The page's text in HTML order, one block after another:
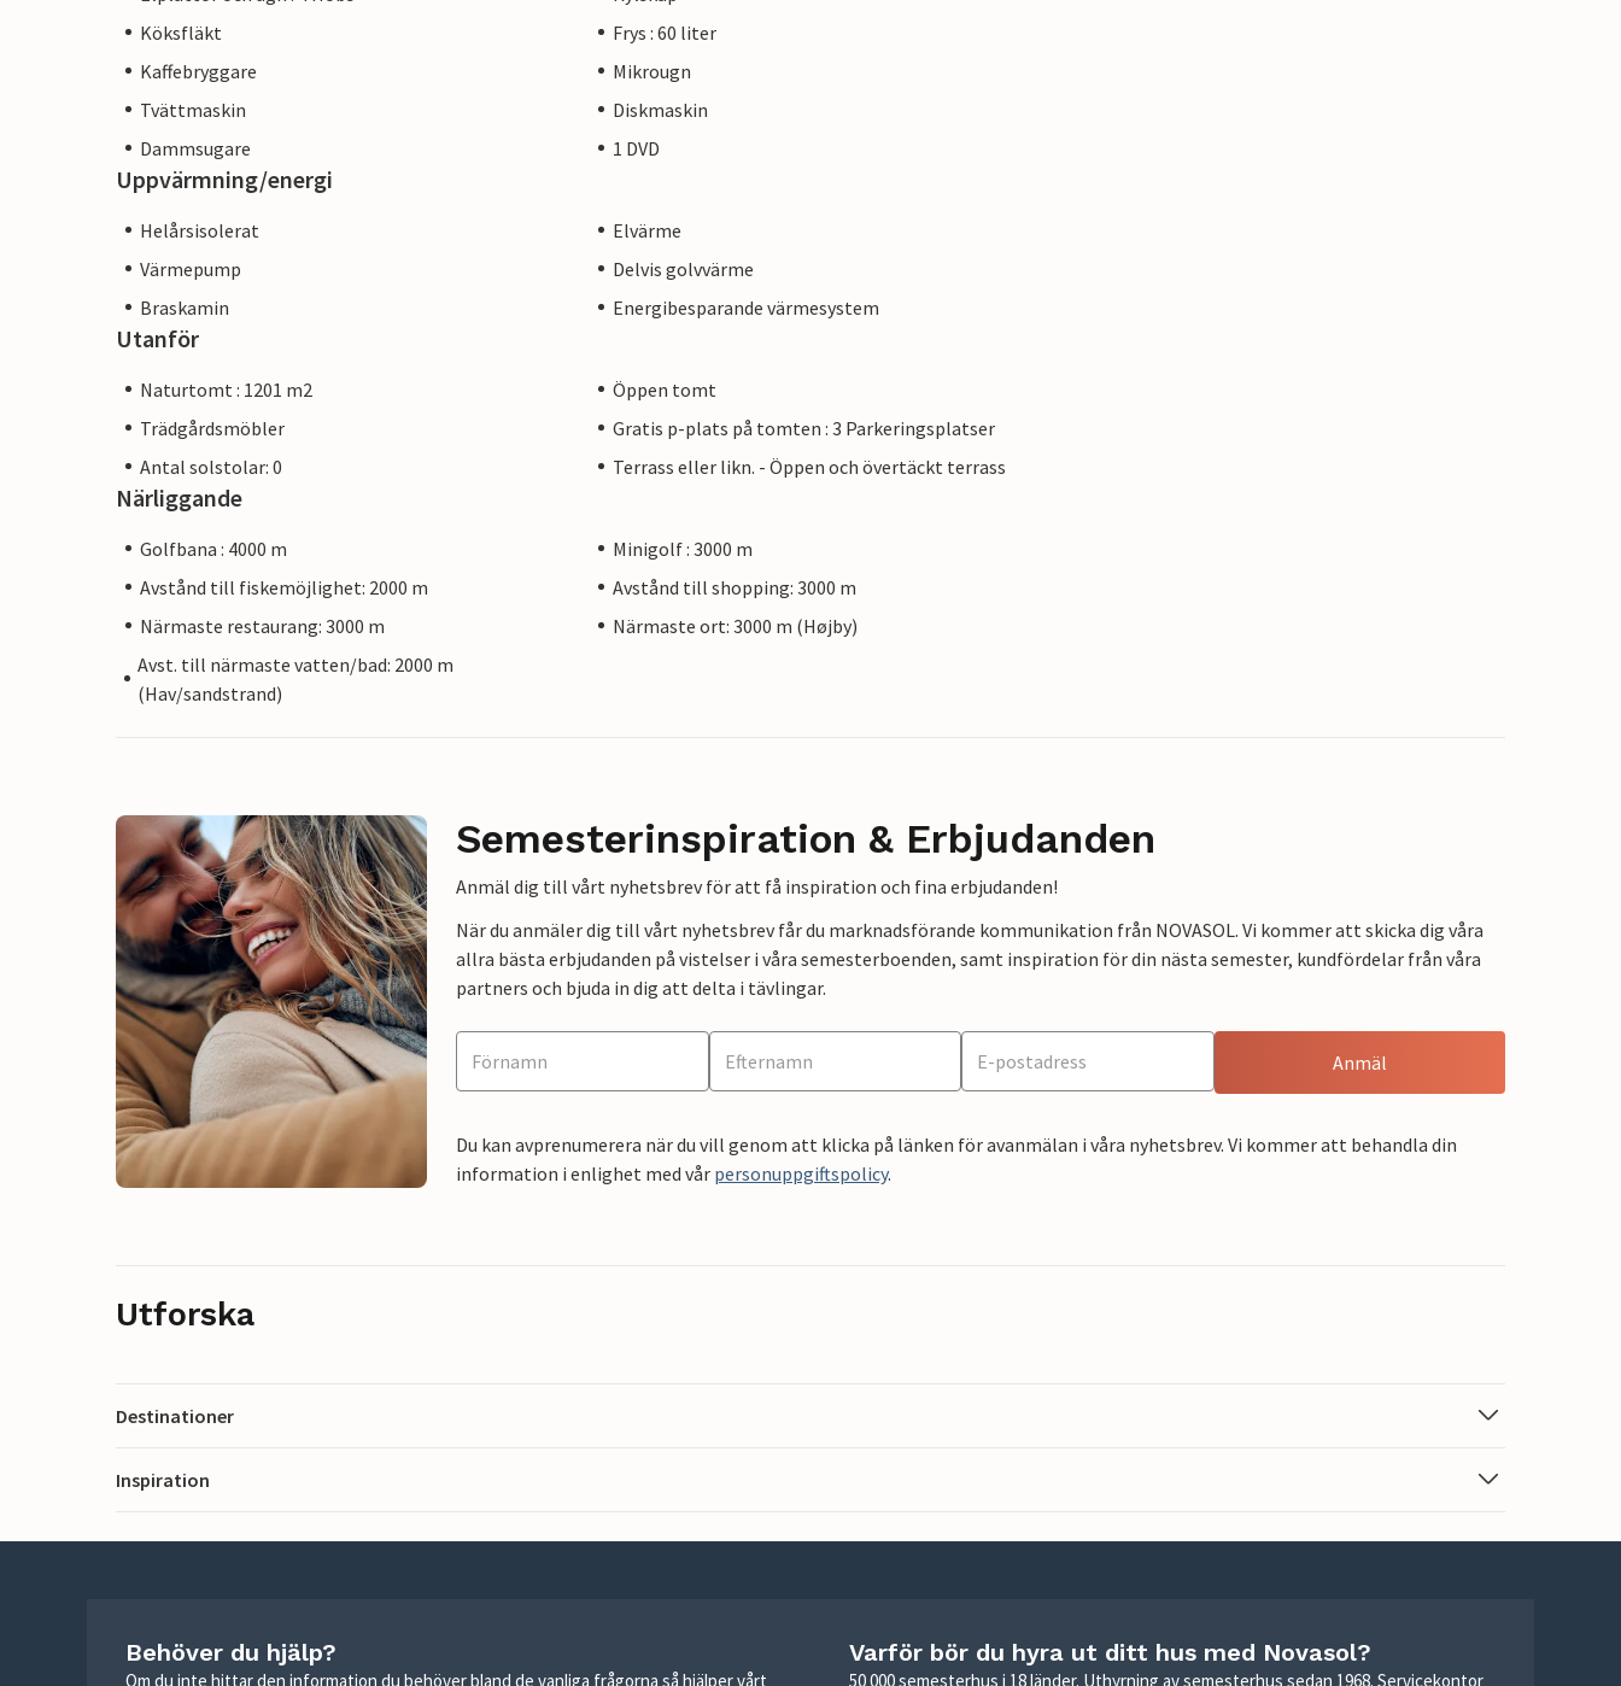
Köksfläkt
Frys : 60 liter
Kaffebryggare
Mikrougn
Tvättmaskin
Diskmaskin
Dammsugare
1 DVD
Uppvärmning/energi
Helårsisolerat
Elvärme
Värmepump
Delvis golvvärme
Braskamin
Energibesparande värmesystem
Utanför
Naturtomt : 1201 m2
Öppen tomt
Trädgårdsmöbler
Gratis p-plats på tomten : 3 Parkeringsplatser
Antal solstolar: 0
Terrass eller likn. - Öppen och övertäckt terrass
Närliggande
Golfbana : 4000 m
Minigolf : 3000 m
Avstånd till fiskemöjlighet: 2000 m
Avstånd till shopping: 3000 m
Närmaste restaurang: 3000 m
Närmaste ort: 3000 m (Højby)
Avst. till närmaste vatten/bad: 2000 m
(Hav/sandstrand)
Semesterinspiration & Erbjudanden
Anmäl dig till vårt nyhetsbrev för att få inspiration och fina erbjudanden!
När du anmäler dig till vårt nyhetsbrev får du marknadsförande kommunikation från NOVASOL. Vi kommer att skicka dig våra
allra bästa erbjudanden på vistelser i våra semesterboenden, samt inspiration för din nästa semester, kundfördelar från våra
partners och bjuda in dig att delta i tävlingar.
Anmäl
Du kan avprenumerera när du vill genom att klicka på länken för avanmälan i våra nyhetsbrev. Vi kommer att behandla din
information i enlighet med vår personuppgiftspolicy.
Utforska
Destinationer
Inspiration
Behöver du hjälp?
Om du inte hittar den information du behöver bland de vanliga frågorna så hjälper vårt
Varför bör du hyra ut ditt hus med Novasol?
50 000 semesterhus i 18 länder. Uthyrning av semesterhus sedan 1968. Servicekontor